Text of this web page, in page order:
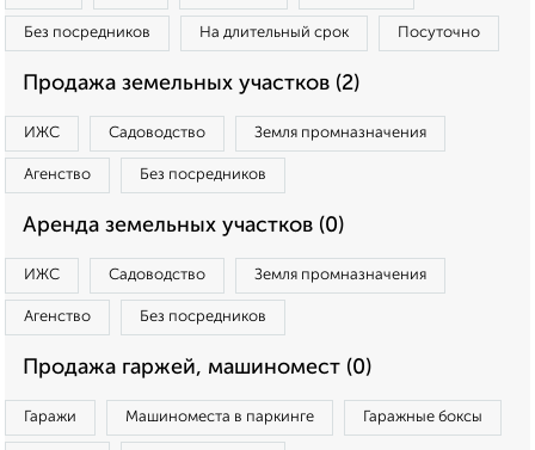
Без посредников На длительный срок Посуточно
Продажа земельных участков (2)
ИЖС Садоводство Земля промназначения
Агенство Без посредников
Аренда земельных участков (0)
ИЖС Садоводство Земля промназначения
Агенство Без посредников
Продажа гаржей, машиномест (0)
Гаражи Машиноместа в паркинге Гаражные боксы